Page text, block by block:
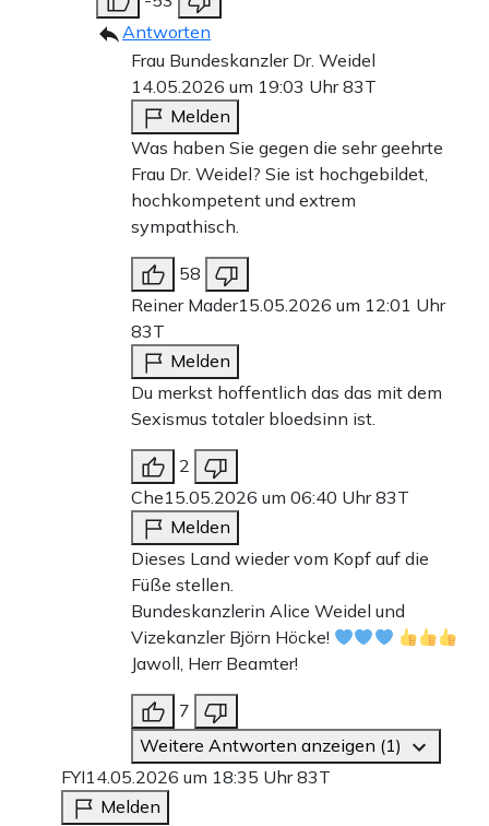
Antworten
Frau Bundeskanzler Dr. Weidel
14.05.2026 um 19:03 Uhr83T
Melden
Was haben Sie gegen die sehr geehrte
Frau Dr. Weidel? Sie ist hochgebildet,
hochkompetent und extrem
sympathisch.
58
Reiner Mader15.05.2026 um 12:01 Uhr
83T
Melden
Du merkst hoffentlich das das mit dem
Sexismus totaler bloedsinn ist.
2
Che15.05.2026 um 06:40 Uhr83T
Melden
Dieses Land wieder vom Kopf auf die
Füße stellen.
Bundeskanzlerin Alice Weidel und
Vizekanzler Björn Höcke!
Jawoll, Herr Beamter!
7
Weitere Antworten anzeigen (1)
FYI14.05.2026 um 18:35 Uhr83T
Melden